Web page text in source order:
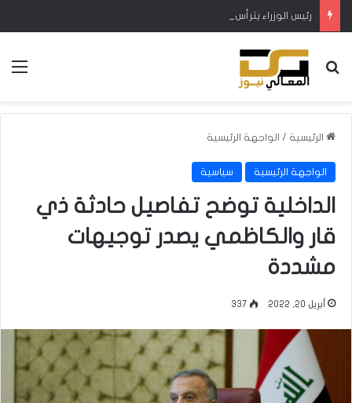
بحث عن
الرئيسية / الواجهة الرئيسية
الواجهة الرئيسية سياسية
الداخلية توضح تفاصيل حادثة ذي
قار والكاظمي يصدر توجيهات
مشددة
أبريل 20, 2022 337